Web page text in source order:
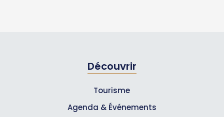
Découvrir
Tourisme
Agenda & Événements